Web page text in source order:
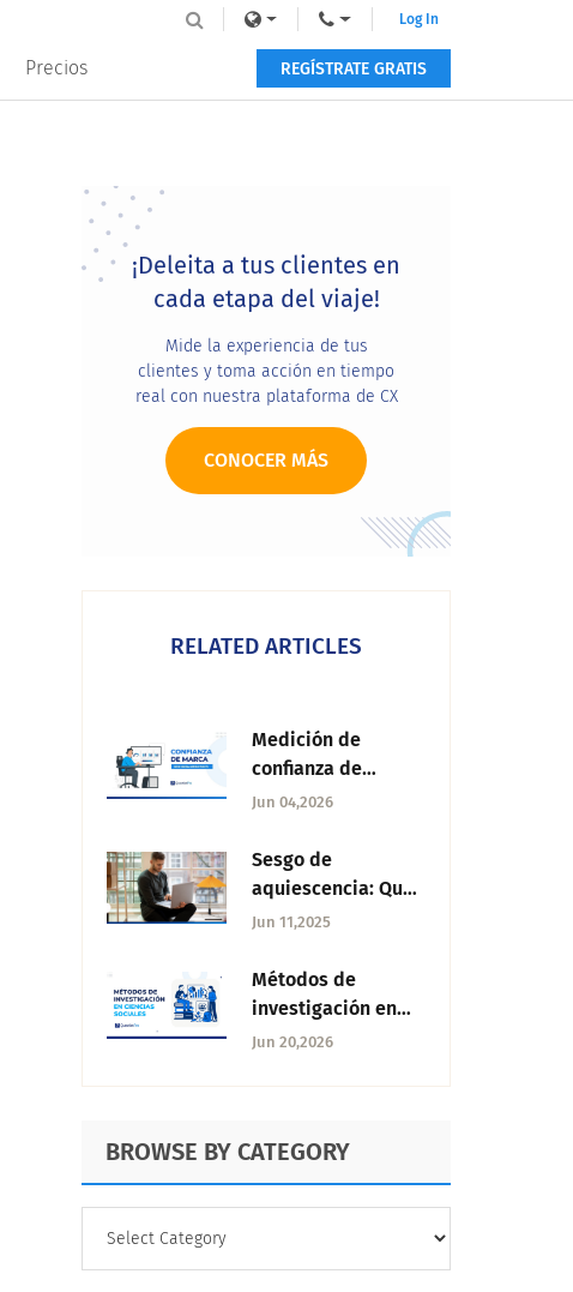
Precios
Log In
REGÍSTRATE GRATIS
Primary
Sidebar
¡Deleita a tus clientes en
cada etapa del viaje!
Mide la experiencia de tus
clientes y toma acción en tiempo
real con nuestra plataforma de CX
CONOCER MÁS
RELATED ARTICLES
Medición de
confianza de
marca: cómo medir
encuestas
Jun 04,2026
Sesgo de
aquiescencia: Qué
es y cómo evitarlo
Jun 11,2025
Métodos de
investigación en
ciencias sociales:
Jun 20,2026
BROWSE BY CATEGORY
CATEGORY